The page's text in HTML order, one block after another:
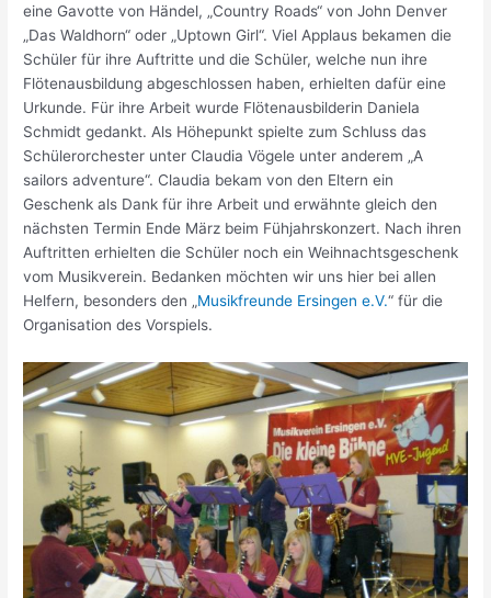
eine Gavotte von Händel, „Country Roads“ von John Denver
„Das Waldhorn“ oder „Uptown Girl“. Viel Applaus bekamen die
Schüler für ihre Auftritte und die Schüler, welche nun ihre
Flötenausbildung abgeschlossen haben, erhielten dafür eine
Urkunde. Für ihre Arbeit wurde Flötenausbilderin Daniela
Schmidt gedankt. Als Höhepunkt spielte zum Schluss das
Schülerorchester unter Claudia Vögele unter anderem „A
sailors adventure“. Claudia bekam von den Eltern ein
Geschenk als Dank für ihre Arbeit und erwähnte gleich den
nächsten Termin Ende März beim Fühjahrskonzert. Nach ihren
Auftritten erhielten die Schüler noch ein Weihnachtsgeschenk
vom Musikverein. Bedanken möchten wir uns hier bei allen
Helfern, besonders den „ Musikfreunde Ersingen e.V.“ für die
Organisation des Vorspiels.